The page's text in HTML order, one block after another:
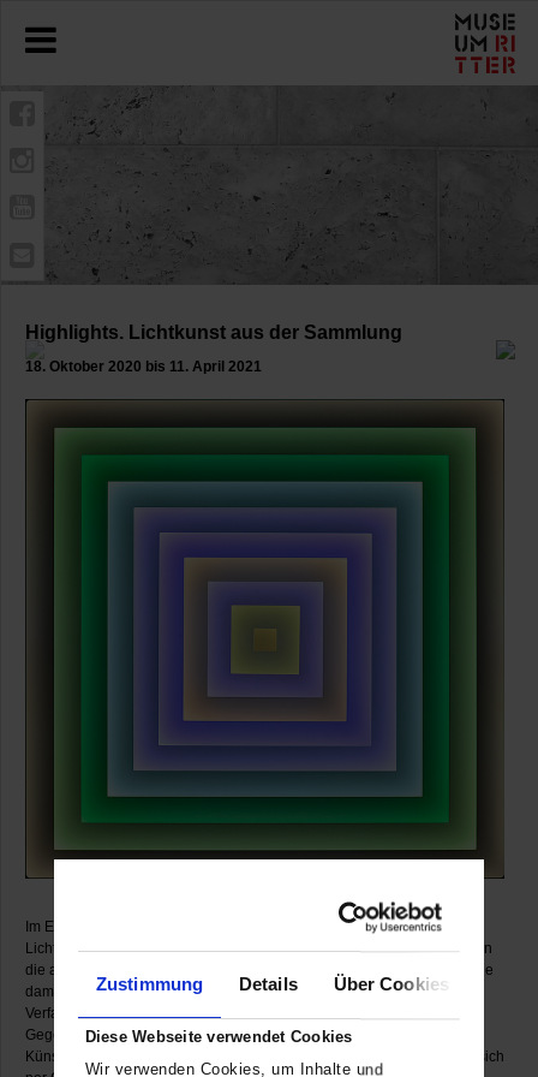
Zustimmung Details Über Cookies
Diese Webseite verwendet Cookies
Wir verwenden Cookies, um Inhalte und
Highlights. Lichtkunst aus der Sammlung
18. Oktober 2020 bis 11. April 2021
Im Erdgeschoss des Museums sind Glanzstücke der zeitgenössischen
Lichtkunst aus der Sammlung Marli Hoppe-Ritter zu sehen. Sie belegen
die andauernde Faszination von Kunstschaffenden für das Licht und die
damit verbundenen gestalterischen Möglichkeiten. Neue technische
Verfahren und Leuchtmittel befeuern zudem das große Interesse der
Gegenwartskunst am kreativen Umgang mit Licht. So verwenden viele
Künstlerinnen und Künstler heute bevorzugt LEDs, deren Lichtfarben sich